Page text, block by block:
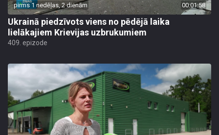
pirms 1 nedēļas, 2 dienām 00:01:58
Ukrainā piedzīvots viens no pēdējā laika
lielākajiem Krievijas uzbrukumiem
409. epizode